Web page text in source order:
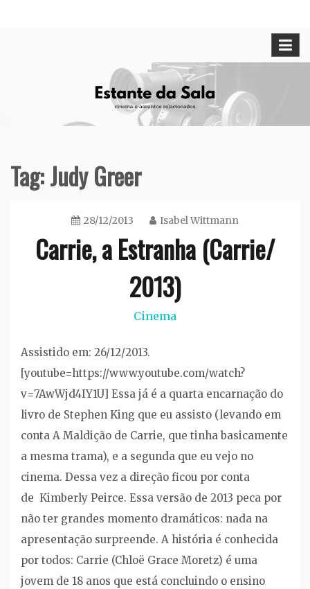
Tag:Judy Greer
28/12/2013 Isabel Wittmann
Carrie, a Estranha (Carrie/
2013)
Cinema
Assistido em: 26/12/2013.
[youtube=https://www.youtube.com/watch?
v=7AwWjd4IY1U] Essa já é a quarta encarnação do
livro de Stephen King que eu assisto (levando em
conta A Maldição de Carrie, que tinha basicamente
a mesma trama), e a segunda que eu vejo no
cinema. Dessa vez a direção ficou por conta
de Kimberly Peirce. Essa versão de 2013 peca por
não ter grandes momento dramáticos: nada na
apresentação surpreende. A história é conhecida
por todos: Carrie (Chloë Grace Moretz) é uma
jovem de 18 anos que está concluindo o ensino